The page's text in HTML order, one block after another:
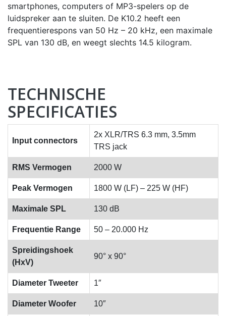
smartphones, computers of MP3-spelers op de
luidspreker aan te sluiten. De K10.2 heeft een
frequentierespons van 50 Hz – 20 kHz, een maximale
SPL van 130 dB, en weegt slechts 14.5 kilogram.
TECHNISCHE
SPECIFICATIES
Input connectors
2x XLR/TRS 6.3 mm, 3.5mm
TRS jack
RMS Vermogen 2000 W
Peak Vermogen 1800 W (LF) – 225 W (HF)
Maximale SPL 130 dB
Frequentie Range 50 – 20.000 Hz
Spreidingshoek
(HxV)
90° x 90°
Diameter Tweeter 1″
Diameter Woofer 10″